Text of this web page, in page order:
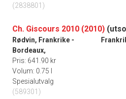
(2838801)
Ch. Giscours 2010 (2010)
Rødvin, Frankrike -
Bordeaux,
Pris: 641.90 kr
Volum: 0.75 l
Spesialutvalg
(589301)